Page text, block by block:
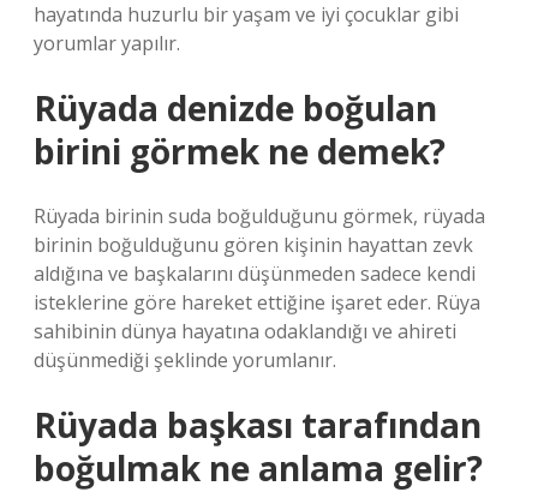
hayatında huzurlu bir yaşam ve iyi çocuklar gibi
yorumlar yapılır.
Rüyada denizde boğulan
birini görmek ne demek?
Rüyada birinin suda boğulduğunu görmek, rüyada
birinin boğulduğunu gören kişinin hayattan zevk
aldığına ve başkalarını düşünmeden sadece kendi
isteklerine göre hareket ettiğine işaret eder. Rüya
sahibinin dünya hayatına odaklandığı ve ahireti
düşünmediği şeklinde yorumlanır.
Rüyada başkası tarafından
boğulmak ne anlama gelir?